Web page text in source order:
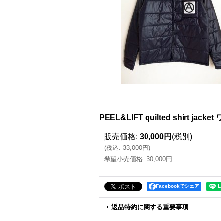
PEEL&LIFT quilted shirt jacket
販売価格: 30,000円 (税別)
(税込: 33,000円)
希望小売価格: 30,000円
Facebookでシェア
返品特約に関する重要事項